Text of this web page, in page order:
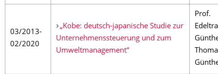
03/2013-
02/2020
„Kobe: deutsch-japanische Studie zur
Unternehmenssteuerung und zum
Umweltmanagement“
Prof.